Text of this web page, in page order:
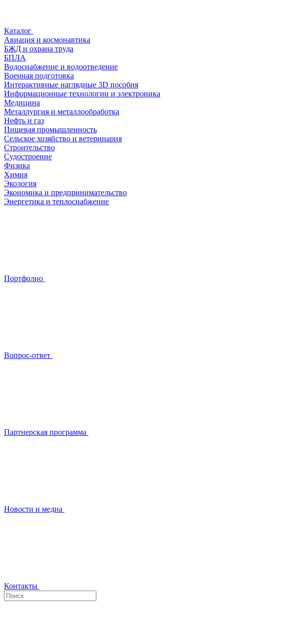
Каталог
Авиация и космонавтика
БЖД и охрана труда
БПЛА
Водоснабжение и водоотведение
Военная подготовка
Интерактивные наглядные 3D пособия
Информационные технологии и электроника
Медицина
Металлургия и металлообработка
Нефть и газ
Пищевая промышленность
Сельское хозяйство и ветеринария
Строительство
Судостроение
Физика
Химия
Экология
Экономика и предпринимательство
Энергетика и теплоснабжение
Портфолио
Вопрос-ответ
Партнерская программа
Новости и медиа
Контакты